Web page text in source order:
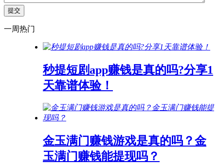
一周热门
秒提短剧app赚钱是真的吗?分享1
天靠谱体验！
金玉满门赚钱游戏是真的吗？金
玉满门赚钱能提现吗？